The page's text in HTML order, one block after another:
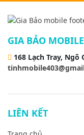
GIA BẢO MOBILE
168 Lạch Tray, Ngô
LIÊN KẾT